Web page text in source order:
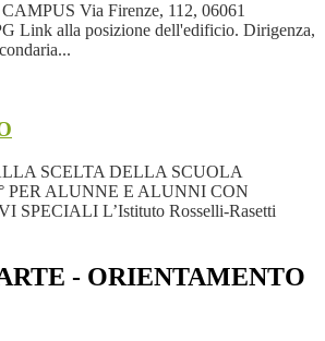
Via Firenze, 112, 06061
Link alla posizione dell'edificio. Dirigenza,
SCELTA DELLA SCUOLA
PER ALUNNE E ALUNNI CON
SPECIALI L’Istituto Rosselli-Rasetti
- ORIENTAMENTO